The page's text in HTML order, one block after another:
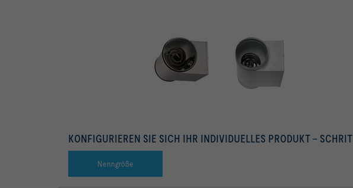
KONFIGURIEREN SIE SICH IHR INDIVIDUELLES PRODUKT –
Nenngröße